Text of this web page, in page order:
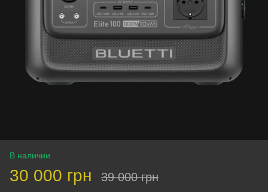
В наличии
30 000 грн 39 000 грн